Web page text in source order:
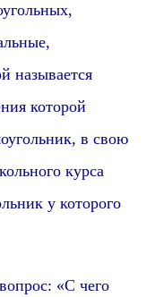
ных,
называется
которой
, в свою
курса
у которого
«С чего